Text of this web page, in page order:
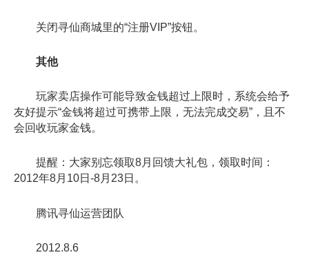
关闭寻仙商城里的“注册VIP”按钮。
其他
玩家卖店操作可能导致金钱超过上限时，系统会给予
友好提示“金钱将超过可携带上限，无法完成交易”，且不
会回收玩家金钱。
提醒：大家别忘领取8月回馈大礼包，领取时间：
2012年8月10日-8月23日。
腾讯寻仙运营团队
2012.8.6